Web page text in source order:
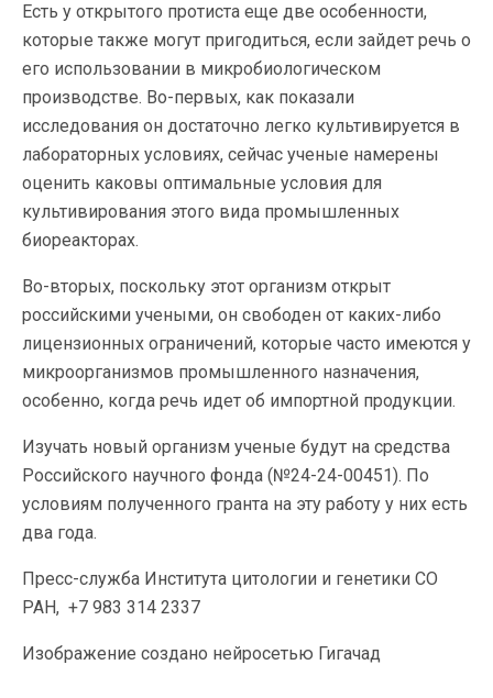
Есть у открытого протиста еще две особенности,
которые также могут пригодиться, если зайдет речь о
его использовании в микробиологическом
производстве. Во-первых, как показали
исследования он достаточно легко культивируется в
лабораторных условиях, сейчас ученые намерены
оценить каковы оптимальные условия для
культивирования этого вида промышленных
биореакторах.
Во-вторых, поскольку этот организм открыт
российскими учеными, он свободен от каких-либо
лицензионных ограничений, которые часто имеются у
микроорганизмов промышленного назначения,
особенно, когда речь идет об импортной продукции.
Изучать новый организм ученые будут на средства
Российского научного фонда (№24-24-00451). По
условиям полученного гранта на эту работу у них есть
два года.
Пресс-служба Института цитологии и генетики СО
РАН, +7 983 314 2337
Изображение создано нейросетью Гигачад